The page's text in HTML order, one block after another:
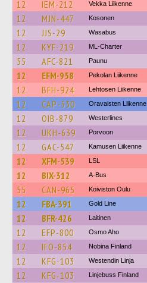
12 IEM-212 Vekka Liikenne
12 MJN-447 Kosonen
12 JJS-29 Wasabus
12 KYF-219 ML-Charter
55 AFC-821 Paunu
12 EFM-958 Pekolan Liikenne
12 BFH-924 Lehtosen Liikenne
12 CAP-530 Oravaisten Liikenne
12 OIB-879 Westerlines
12 UKH-639 Porvoon
12 GAC-547 Kamusen Liikenne
12 XFM-539 LSL
12 BIX-312 A-Bus
55 CAN-965 Koiviston Oulu
12 FBA-391 Gold Line
12 BFR-426 Laitinen
12 EFP-800 Osmo Aho
12 IFO-854 Nobina Finland
12 KFG-103 Westendin Linja
12 KFG-103 Linjebuss Finland